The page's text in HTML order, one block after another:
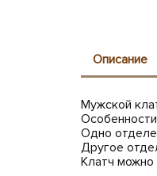
Описание
Мужской
Одно
Другое
Клатч можно